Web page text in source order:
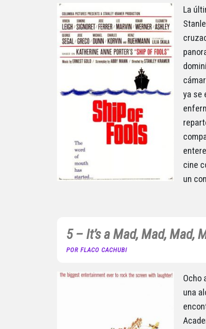
La
ya se
cine
un
5 – It’s a Mad, Mad, Mad,
POR FLACO CACHUBI
Ocho
una